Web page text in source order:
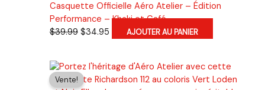
Casquette Officielle Aéro Atelier – Édition
Performance – Khaki et Café
$39.99 Le
était :
$39.99.
$34.95Le
est :
$34.95.
AJOUTER AU PANIER
Vente!